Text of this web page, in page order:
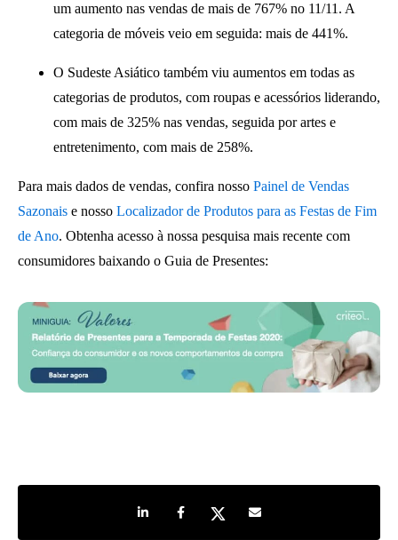
um aumento nas vendas de mais de 767% no 11/11. A
categoria de móveis veio em seguida: mais de 441%.
O Sudeste Asiático também viu aumentos em todas as
categorias de produtos, com roupas e acessórios liderando,
com mais de 325% nas vendas, seguida por artes e
entretenimento, com mais de 258%.
Para mais dados de vendas, confira nosso Painel de Vendas
Sazonais e nosso Localizador de Produtos para as Festas de Fim
de Ano. Obtenha acesso à nossa pesquisa mais recente com
consumidores baixando o Guia de Presentes:
Share on LinkedIn
Share on Facebook
Share on TwitterShare by e-mail